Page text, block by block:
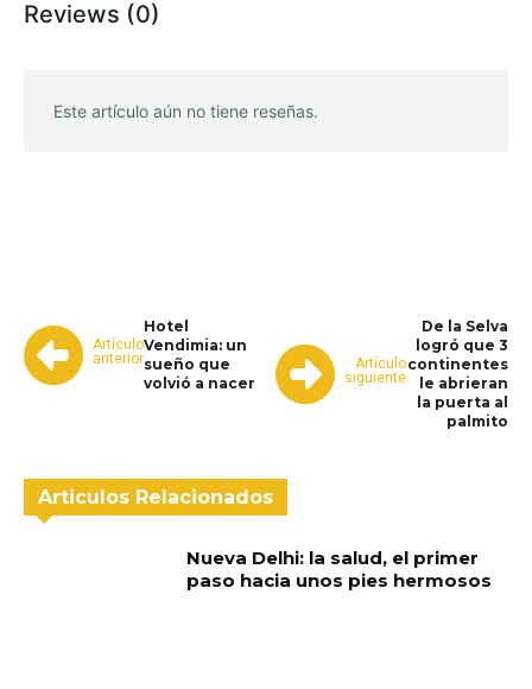
Reviews (0)
Este artículo aún no tiene reseñas.
Artículo
anterior
Hotel
Vendimia: un
sueño que
volvió a nacer
Artículo
siguiente
De la Selva
logró que 3
continentes
le abrieran
la puerta al
palmito
Articulos Relacionados
Nueva Delhi: la salud, el primer
paso hacia unos pies hermosos